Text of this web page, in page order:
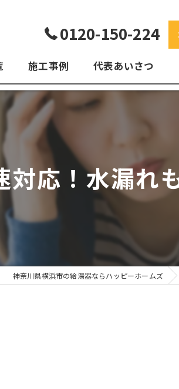
0120-150-224
問
施工事例 代表あいさつ
応！水漏れ
神奈川県横浜市の給湯器ならハッピーホームズ